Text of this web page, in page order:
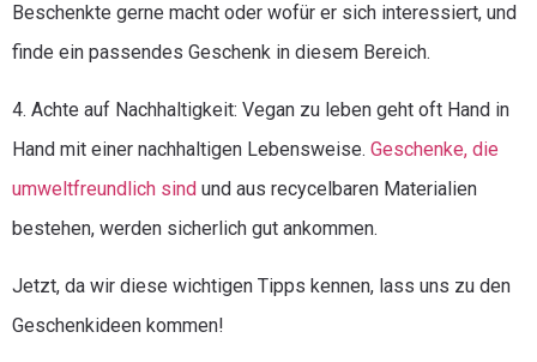
Beschenkte gerne macht oder wofür er sich interessiert, und
finde ein passendes Geschenk in diesem Bereich.
4. Achte auf Nachhaltigkeit: Vegan zu leben geht oft Hand in
Hand mit einer nachhaltigen Lebensweise. Geschenke, die
umweltfreundlich sind und aus recycelbaren Materialien
bestehen, werden sicherlich gut ankommen.
Jetzt, da wir diese wichtigen Tipps kennen, lass uns zu den
Geschenkideen kommen!